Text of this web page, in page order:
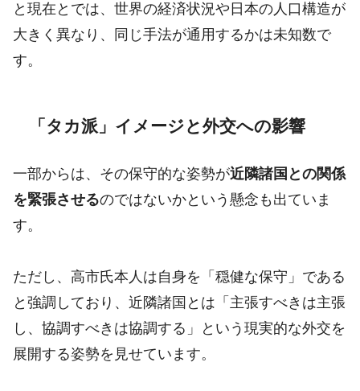
と現在とでは、世界の経済状況や日本の人口構造が
大きく異なり、同じ手法が通用するかは未知数で
す。
「タカ派」イメージと外交への影響
一部からは、その保守的な姿勢が近隣諸国との関係
を緊張させるのではないかという懸念も出ていま
す。
ただし、高市氏本人は自身を「穏健な保守」である
と強調しており、近隣諸国とは「主張すべきは主張
し、協調すべきは協調する」という現実的な外交を
展開する姿勢を見せています。